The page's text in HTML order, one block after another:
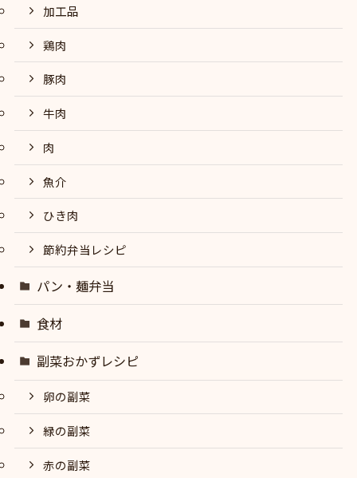
加工品
鶏肉
豚肉
牛肉
肉
魚介
ひき肉
節約弁当レシピ
パン・麺弁当
食材
副菜おかずレシピ
卵の副菜
緑の副菜
赤の副菜